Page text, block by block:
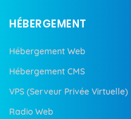
HÉBERGEMENT
Hébergement Web
Hébergement CMS
VPS (Serveur Privée Virtuelle)
Radio Web